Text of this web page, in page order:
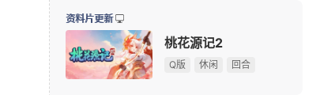
10大坐骑免费送！《魔兽世界》国服21周年庆典明日
游戏早报：腾讯《天堂M》开测，网易《诡影藏锋》新
《守望先锋》新英雄D.Mon亮相！D.Va昔日队友终于
暗黑4国服免费领本体最后一天！原价128元，今晚
资料片更新
桃花源记2
Q版 休闲 回合